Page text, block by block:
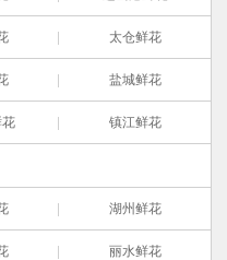
太仓鲜花
盐城鲜花
镇江鲜花
湖州鲜花
丽水鲜花